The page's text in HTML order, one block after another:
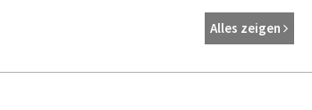
Alles zeigen